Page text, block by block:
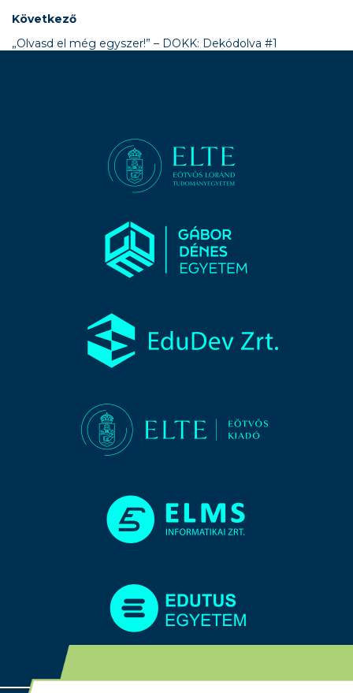
Következő
„Olvasd el még egyszer!” – DOKK: Dekódolva #1